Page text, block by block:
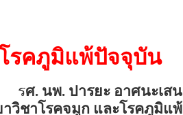
รคภูมิแพ้ปัจจุบัน
รศ. นพ. ปารยะ อาศนะเสน
วิชาโรคจมูก และโรคภูมิแพ้